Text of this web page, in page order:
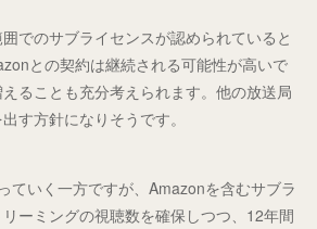
でのサブライセンスが認められていると
との契約は継続される可能性が高いで
ることも充分考えられます。他の放送局
す方針になりそうです。
ていく一方ですが、Amazonを含むサブラ
ーミングの視聴数を確保しつつ、12年間